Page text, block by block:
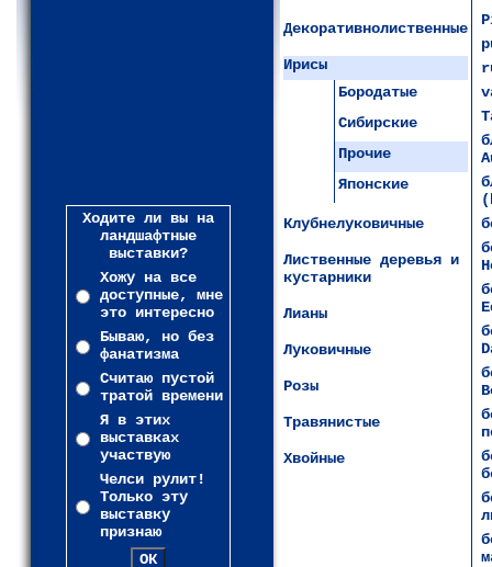
Ходите ли вы на
ландшафтные
выставки?
Хожу на все
доступные, мне
это интересно
Бываю, но без
фанатизма
Считаю пустой
тратой времени
Я в этих
выставках
участвую
Челси рулит!
Только эту
выставку
признаю
Декоративнолиственные
Ирисы
Бородатые
Сибирские
Прочие
Японские
Клубнелуковичные
Лиственные деревья и
кустарники
Лианы
Луковичные
Розы
Травянистые
Хвойные